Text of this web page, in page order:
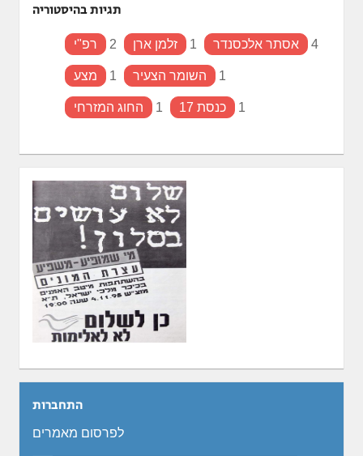
תגיות בהיסטוריה
רפ"י 2 זלמן ארן 1 אסתר אלכסנדר 4
מצע 1 השומר הצעיר 1
החוג המזרחי 1 כנסת 17 1
התחברות
לפרסום מאמרים